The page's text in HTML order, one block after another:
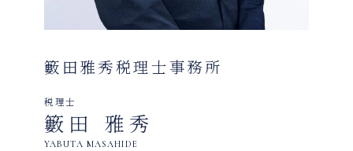
籔田雅秀税理士事務所
税理士
籔田 雅秀
YABUTA MASAHIDE